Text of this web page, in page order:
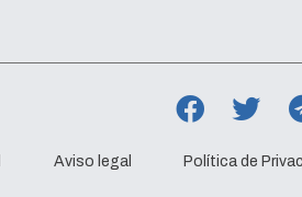
Aviso legal Política de